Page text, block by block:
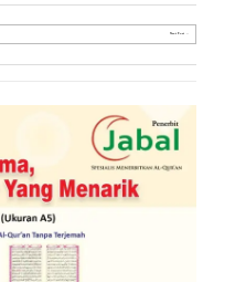
Next Post